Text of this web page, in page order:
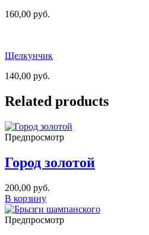
160,00 руб.
Щелкунчик
140,00 руб.
Related products
Предпросмотр
Город золотой
200,00 руб.
В корзину
Предпросмотр